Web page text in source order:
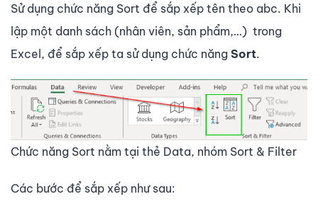
Sử dụng chức năng Sort để sắp xếp tên theo abc. Khi
lập một danh sách (nhân viên, sản phẩm,…) trong
Excel, để sắp xếp ta sử dụng chức năng Sort.
Chức năng Sort nằm tại thẻ Data, nhóm Sort & Filter
Các bước để sắp xếp như sau: